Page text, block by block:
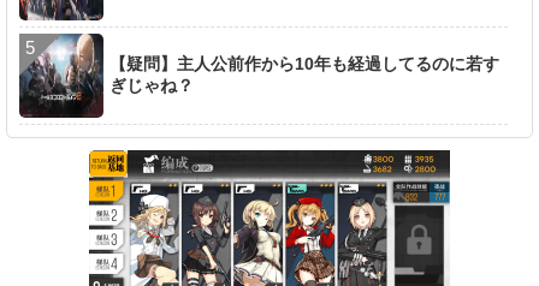
【疑問】主人公前作から10年も経過してるのに若す
ぎじゃね？